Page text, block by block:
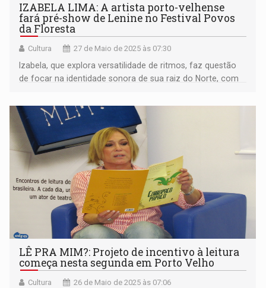
IZABELA LIMA: A artista porto-velhense
fará pré-show de Lenine no Festival Povos
da Floresta
Cultura 27 de Maio de 2025 às 07:30
Izabela, que explora versatilidade de ritmos, faz questão
de focar na identidade sonora de sua raiz do Norte, com
sonora imersiva na cena cultural amazônica.
LÊ PRA MIM?: Projeto de incentivo à leitura
começa nesta segunda em Porto Velho
Cultura 26 de Maio de 2025 às 07:06